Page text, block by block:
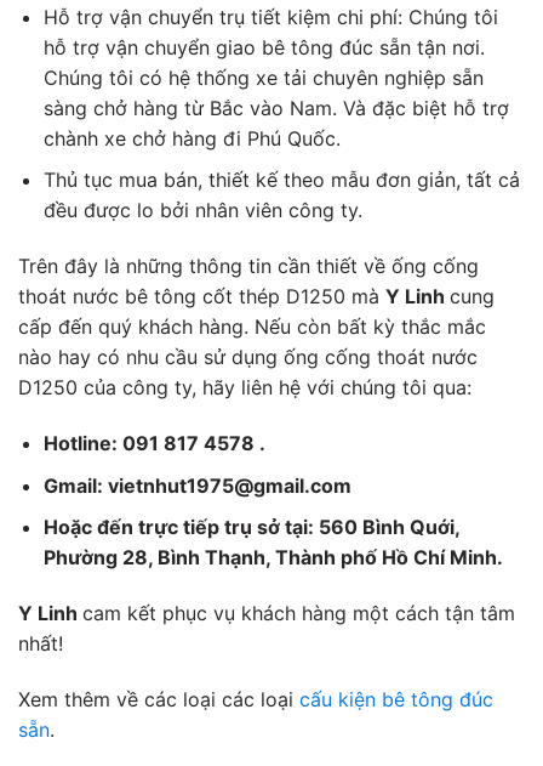
Hỗ trợ vận chuyển trụ tiết kiệm chi phí: Chúng tôi
hỗ trợ vận chuyển giao bê tông đúc sẵn tận nơi.
Chúng tôi có hệ thống xe tải chuyên nghiệp sẵn
sàng chở hàng từ Bắc vào Nam. Và đặc biệt hỗ trợ
chành xe chở hàng đi Phú Quốc.
Thủ tục mua bán, thiết kế theo mẫu đơn giản, tất cả
đều được lo bởi nhân viên công ty.
Trên đây là những thông tin cần thiết về ống cống
thoát nước bê tông cốt thép D1250 mà Y Linh cung
cấp đến quý khách hàng. Nếu còn bất kỳ thắc mắc
nào hay có nhu cầu sử dụng ống cống thoát nước
D1250 của công ty, hãy liên hệ với chúng tôi qua:
Hotline: 091 817 4578 .
Gmail: vietnhut1975@gmail.com
Hoặc đến trực tiếp trụ sở tại: 560 Bình Quới,
Phường 28, Bình Thạnh, Thành phố Hồ Chí Minh.
Y Linh cam kết phục vụ khách hàng một cách tận tâm
nhất!
Xem thêm về các loại các loại cấu kiện bê tông đúc
sẵn.